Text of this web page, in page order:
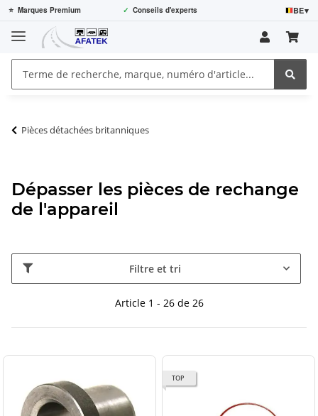
⭐ Marques Premium ✓ Conseils d'experts BE▾
Pièces détachées britanniques
Dépasser les pièces de rechange
de l'appareil
Filtre et tri
Article 1 - 26 de 26
TOP